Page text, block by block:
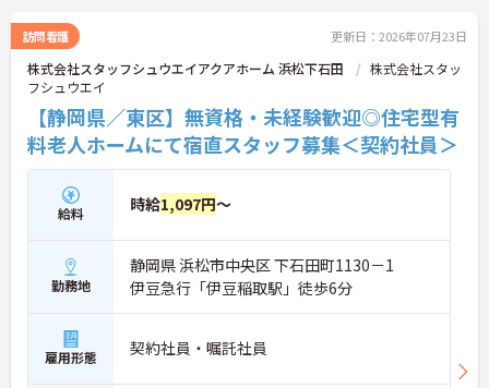
訪問看護 更新日：2026年07月23日
株式会社スタッフシュウエイアクアホーム 浜松下石田
株式会社スタッ
フシュウエイ
【静岡県／東区】無資格・未経験歓迎◎住宅型有
料老人ホームにて宿直スタッフ募集＜契約社員＞
給料 時給1,097円～
勤務地
静岡県 浜松市中央区 下石田町1130－1
伊豆急行「伊豆稲取駅」徒歩6分
雇用形態 契約社員・嘱託社員